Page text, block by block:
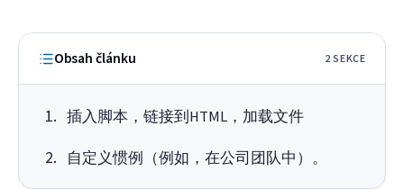
Obsah článku 2 SEKCE
插入脚本，链接到HTML，加载文件
自定义惯例（例如，在公司团队中）。